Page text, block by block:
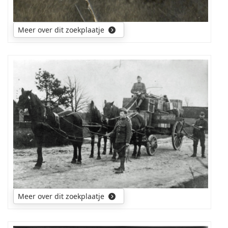
Meer over dit zoekplaatje
Wanneer
en
waar
is
deze
foto
genomen
en
bij
welke
gelegenheid?
Is
het
de
Meer over dit zoekplaatje